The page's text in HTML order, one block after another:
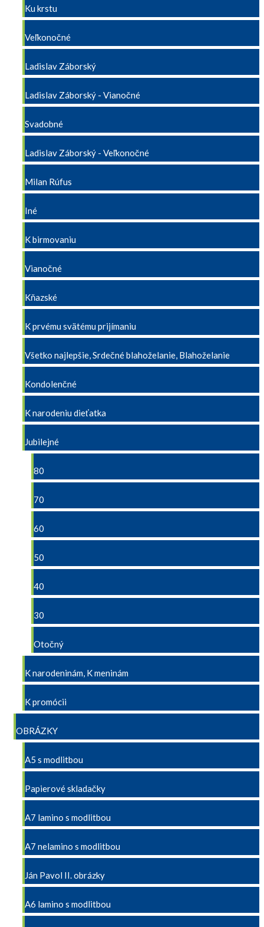
Ku krstu
Veľkonočné
Ladislav Záborský
Ladislav Záborský - Vianočné
Svadobné
Ladislav Záborský - Veľkonočné
Milan Rúfus
Iné
K birmovaniu
Vianočné
Kňazské
K prvému svätému prijímaniu
Všetko najlepšie, Srdečné blahoželanie, Blahoželanie
Kondolenčné
K narodeniu dieťatka
Jubilejné
80
70
60
50
40
30
Otočný
K narodeninám, K meninám
K promócii
OBRÁZKY
A5 s modlitbou
Papierové skladačky
A7 lamino s modlitbou
A7 nelamino s modlitbou
Ján Pavol II. obrázky
A6 lamino s modlitbou